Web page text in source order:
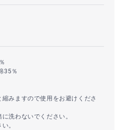
35％
みますので使用をお避けくださ
洗わないでください。
。